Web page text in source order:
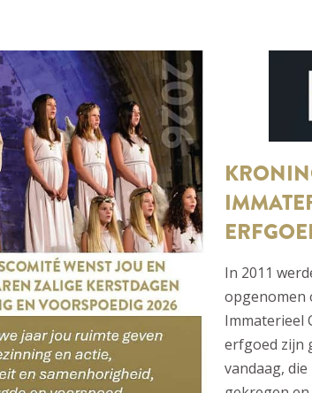
In 2011
opgenomen
Immaterieel
erfgoed zijn
vandaag,